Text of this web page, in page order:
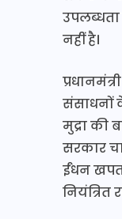
नहीं है।
संसाधनों
मुद्रा की
सरकार
ईंधन
नियंत्रित